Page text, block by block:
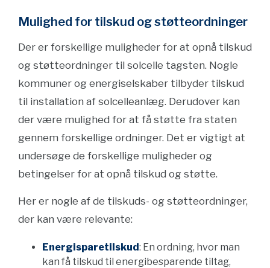
Mulighed for tilskud og støtteordninger
Der er forskellige muligheder for at opnå tilskud
og støtteordninger til solcelle tagsten. Nogle
kommuner og energiselskaber tilbyder tilskud
til installation af solcelleanlæg. Derudover kan
der være mulighed for at få støtte fra staten
gennem forskellige ordninger. Det er vigtigt at
undersøge de forskellige muligheder og
betingelser for at opnå tilskud og støtte.
Her er nogle af de tilskuds- og støtteordninger,
der kan være relevante:
Energisparetilskud: En ordning, hvor man
kan få tilskud til energibesparende tiltag,